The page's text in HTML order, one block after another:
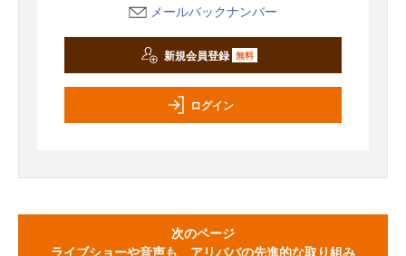
メールバックナンバー
新規会員登録 無料
ログイン
次のページ
ライブショーや音声も アリババの先進的な取り組み